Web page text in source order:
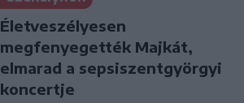
Életveszélyesen
megfenyegették Majkát,
elmarad a sepsiszentgyörgyi
koncertje